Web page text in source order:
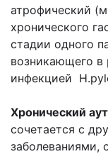
атрофический
хронического
стадии одного
возникающего в
инфекцией
Хронический
сочетается с
заболеваниями,